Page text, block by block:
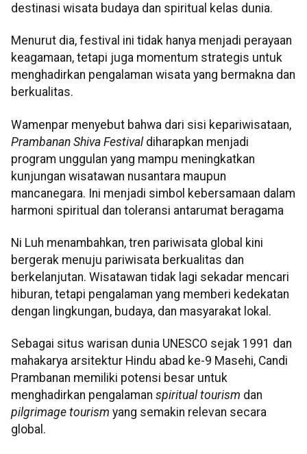
destinasi wisata budaya dan spiritual kelas dunia.
Menurut dia, festival ini tidak hanya menjadi perayaan
keagamaan, tetapi juga momentum strategis untuk
menghadirkan pengalaman wisata yang bermakna dan
berkualitas.
Wamenpar menyebut bahwa dari sisi kepariwisataan,
Prambanan Shiva Festivaldiharapkan menjadi
program unggulan yang mampu meningkatkan
kunjungan wisatawan nusantara maupun
mancanegara. Ini menjadi simbol kebersamaan dalam
harmoni spiritual dan toleransi antarumat beragama
Ni Luh menambahkan, tren pariwisata global kini
bergerak menuju pariwisata berkualitas dan
berkelanjutan. Wisatawan tidak lagi sekadar mencari
hiburan, tetapi pengalaman yang memberi kedekatan
dengan lingkungan, budaya, dan masyarakat lokal.
Sebagai situs warisan dunia UNESCO sejak 1991 dan
mahakarya arsitektur Hindu abad ke-9 Masehi, Candi
Prambanan memiliki potensi besar untuk
menghadirkan pengalaman spiritual tourism dan
pilgrimage tourism yang semakin relevan secara
global.